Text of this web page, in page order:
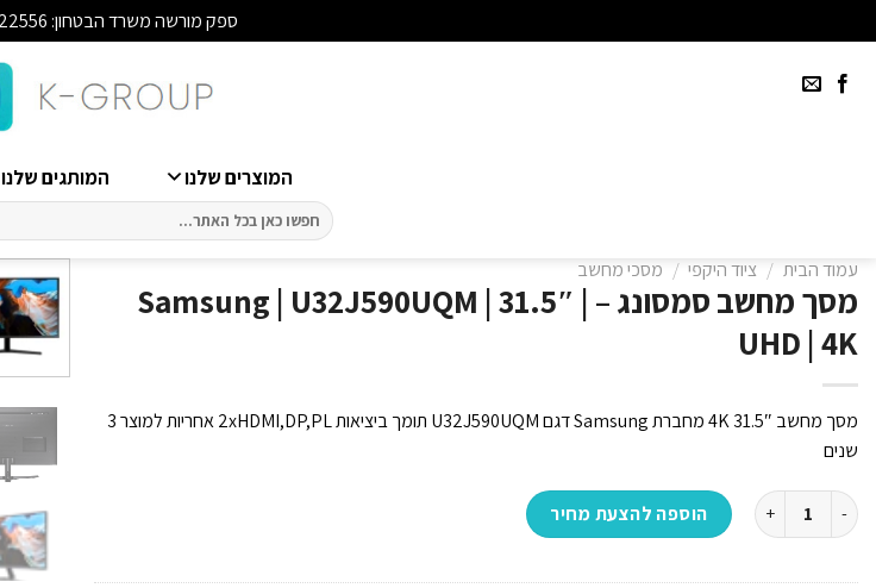
ספק מורשה משרד הבטחון: 0011022556
המוצרים שלנו המותגים שלנו
חיפוש
עבור:
עמוד הבית / ציוד היקפי / מסכי מחשב
מסך מחשב סמסונג – Samsung | U32J590UQM | 31.5″ |
UHD | 4K
מסך מחשב 31.5″ 4K מחברת Samsung דגם U32J590UQM תומך ביציאות 2xHDMI,DP,PL אחריות למוצר 3
שנים
כמות של מסך מחשב סמסונג - Samsung | U32J590UQM | 31.5" | UHD | 4Kהוספה להצעת מחיר